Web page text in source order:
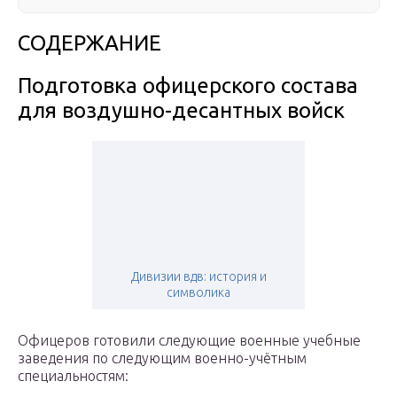
СОДЕРЖАНИЕ
Подготовка офицерского состава
для воздушно-десантных войск
Дивизии вдв: история и
символика
Офицеров готовили следующие военные учебные
заведения по следующим военно-учётным
специальностям: